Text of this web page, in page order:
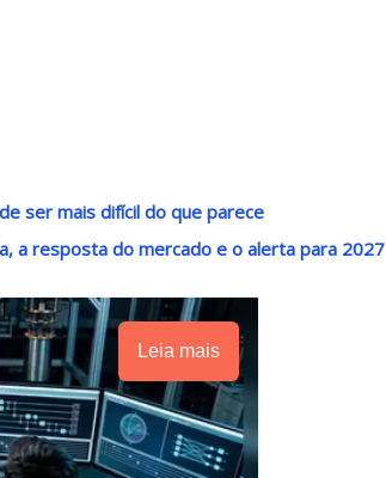
ser mais difícil do que parece
a resposta do mercado e o alerta para 2027
Leia mais